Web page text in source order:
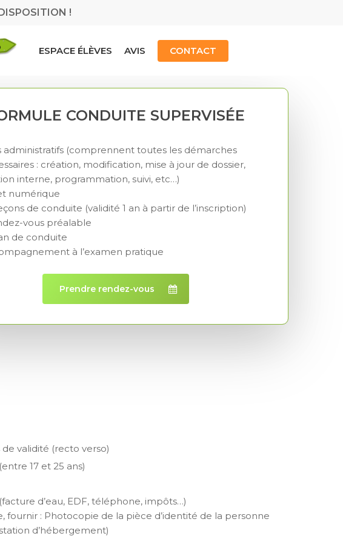
!
ESPACE ÉLÈVES AVIS CONTACT
CONDUITE SUPERVISÉE
administratifs (comprennent toutes les démarches
: création, modification, mise à jour de dossier,
interne, programmation, suivi, etc…)
numérique
de conduite (validité 1 an à partir de l’inscription)
vous préalable
de conduite
à l’examen pratique
Prendre rendez-vous
validité (recto verso)
17 et 25 ans)
d’eau, EDF, téléphone, impôts…)
fournir : Photocopie de la pièce d’identité de la personne
d’hébergement)